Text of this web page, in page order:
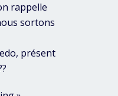
rappelle
sortons
présent